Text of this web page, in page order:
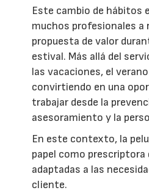
Este cambio de hábitos
muchos profesionales a
propuesta de valor
estival. Más allá del
las vacaciones, el
convirtiendo en una
trabajar desde la
asesoramiento y la
En este contexto, la
papel como prescriptora
adaptadas a las
cliente.